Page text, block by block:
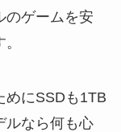
のゲームを安
めにSSDも1TB
ルなら何も心